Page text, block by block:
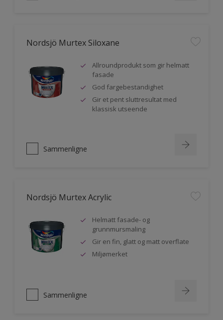
Nordsjö Murtex Siloxane
Allroundprodukt som gir helmatt
fasade
God fargebestandighet
Gir et pent sluttresultat med
klassisk utseende
Sammenligne
Nordsjö Murtex Acrylic
Helmatt fasade- og
grunnmursmaling
Gir en fin, glatt og matt overflate
Miljømerket
Sammenligne